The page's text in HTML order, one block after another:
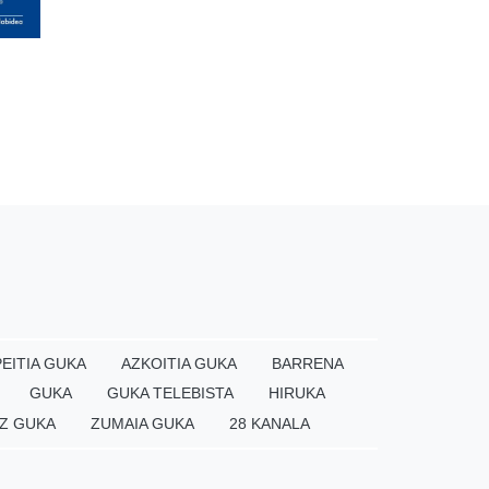
GUKA AZKOITIA GUKA
BARRENA
GUKA GUKA TELEBISTA
HIRUKA
GUKA ZUMAIA GUKA 28 KANALA